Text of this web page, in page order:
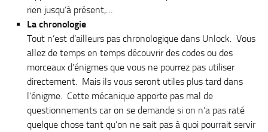
rien jusqu’à présent,…
La chronologie
Tout n’est d’ailleurs pas chronologique dans Unlock. Vous
allez de temps en temps découvrir des codes ou des
morceaux d’énigmes que vous ne pourrez pas utiliser
directement. Mais ils vous seront utiles plus tard dans
l’énigme. Cette mécanique apporte pas mal de
questionnements car on se demande si on n’a pas raté
quelque chose tant qu’on ne sait pas à quoi pourrait servir